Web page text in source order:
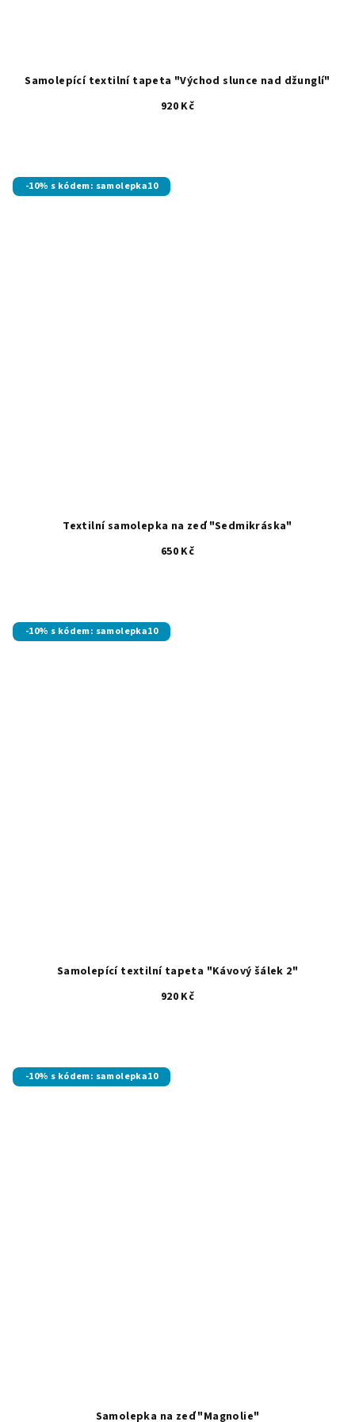
Samolepící textilní tapeta "Východ slunce nad džunglí"
920 Kč
-10% s kódem: samolepka10
Textilní samolepka na zeď "Sedmikráska"
650 Kč
-10% s kódem: samolepka10
Samolepící textilní tapeta "Kávový šálek 2"
920 Kč
-10% s kódem: samolepka10
Samolepka na zeď "Magnolie"